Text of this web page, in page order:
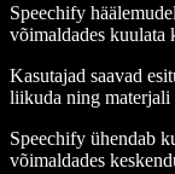
Speechify
võimaldades kuulata
Kasutajad saavad
liikuda ning materjali
Speechify ühendab
võimaldades